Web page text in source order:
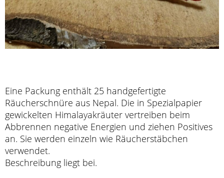
Eine Packung enthält 25 handgefertigte
Räucherschnüre aus Nepal. Die in Spezialpapier
gewickelten Himalayakräuter vertreiben beim
Abbrennen negative Energien und ziehen Positives
an. Sie werden einzeln wie Räucherstäbchen
verwendet.
Beschreibung liegt bei.